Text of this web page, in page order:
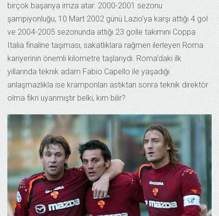
birçok başarıya imza atar. 2000-2001 sezonu
şampiyonluğu, 10 Mart 2002 günü Lazio’ya karşı attığı 4 gol
ve 2004-2005 sezonunda attığı 23 golle takımını Coppa
Italia finaline taşıması, sakatlıklara rağmen ilerleyen Roma
kariyerinin önemli kilometre taşlarıydı. Roma’daki ilk
yıllarında teknik adam Fabio Capello ile yaşadığı
anlaşmazlıkla ise kramponları astıktan sonra teknik direktör
olma fikri uyanmıştır belki, kim bilir?